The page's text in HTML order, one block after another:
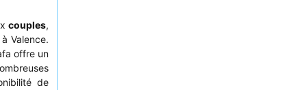
couples,
Valence.
offre un
de